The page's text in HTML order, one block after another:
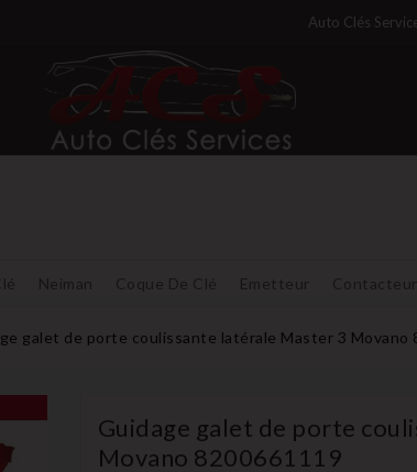
Auto Clés
Neiman Coque De Clé Emetteur Contacteur
galet de porte coulissante latérale Master 3 Movano
Guidage galet de porte
Movano 8200661119